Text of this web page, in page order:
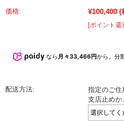
価格: ¥100,400 (
[ポイント還
なら 月々33,466円から。分
配送方法:
指定のご住
支店止めか